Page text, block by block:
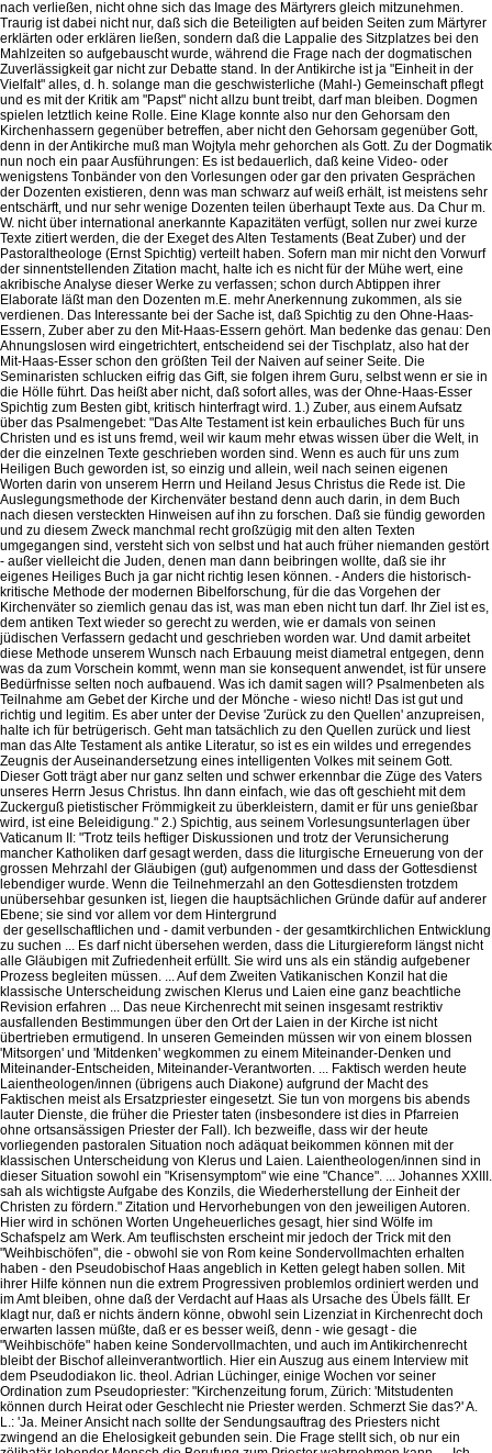
der gesellschaftlichen und - damit verbunden - der gesamtkirchlichen Entwicklung
zu suchen ... Es darf nicht übersehen werden, dass die Liturgiereform längst nicht
alle Gläubigen mit Zufriedenheit erfüllt. Sie wird uns als ein ständig aufgebener
Prozess begleiten müssen. ... Auf dem Zweiten Vatikanischen Konzil hat die
klassische Unterscheidung zwischen Klerus und Laien eine ganz beachtliche
Revision erfahren ... Das neue Kirchenrecht mit seinen insgesamt restriktiv
ausfallenden Bestimmungen über den Ort der Laien in der Kirche ist nicht
übertrieben ermutigend. In unseren Gemeinden müssen wir von einem blossen
'Mitsorgen' und 'Mitdenken' wegkommen zu einem Miteinander-Denken und
Miteinander-Entscheiden, Miteinander-Verantworten. ... Faktisch werden heute
Laientheologen/innen (übrigens auch Diakone) aufgrund der Macht des
Faktischen meist als Ersatzpriester eingesetzt. Sie tun von morgens bis abends
lauter Dienste, die früher die Priester taten (insbesondere ist dies in Pfarreien
ohne ortsansässigen Priester der Fall). Ich bezweifle, dass wir der heute
vorliegenden pastoralen Situation noch adäquat beikommen können mit der
klassischen Unterscheidung von Klerus und Laien. Laientheologen/innen sind in
dieser Situation sowohl ein "Krisensymptom" wie eine "Chance". ... Johannes XXIII.
sah als wichtigste Aufgabe des Konzils, die Wiederherstellung der Einheit der
Christen zu fördern." Zitation und Hervorhebungen von den jeweiligen Autoren.
Hier wird in schönen Worten Ungeheuerliches gesagt, hier sind Wölfe im
Schafspelz am Werk. Am teuflischsten erscheint mir jedoch der Trick mit den
"Weihbischöfen", die - obwohl sie von Rom keine Sondervollmachten erhalten
haben - den Pseudobischof Haas angeblich in Ketten gelegt haben sollen. Mit
ihrer Hilfe können nun die extrem Progressiven problemlos ordiniert werden und
im Amt bleiben, ohne daß der Verdacht auf Haas als Ursache des Übels fällt. Er
klagt nur, daß er nichts ändern könne, obwohl sein Lizenziat in Kirchenrecht doch
erwarten lassen müßte, daß er es besser weiß, denn - wie gesagt - die
"Weihbischöfe" haben keine Sondervollmachten, und auch im Antikirchenrecht
bleibt der Bischof alleinverantwortlich. Hier ein Auszug aus einem Interview mit
dem Pseudodiakon lic. theol. Adrian Lüchinger, einige Wochen vor seiner
Ordination zum Pseudopriester: "Kirchenzeitung forum, Zürich: 'Mitstudenten
können durch Heirat oder Geschlecht nie Priester werden. Schmerzt Sie das?' A.
L.: 'Ja. Meiner Ansicht nach sollte der Sendungsauftrag des Priesters nicht
zwingend an die Ehelosigkeit gebunden sein. Die Frage stellt sich, ob nur ein